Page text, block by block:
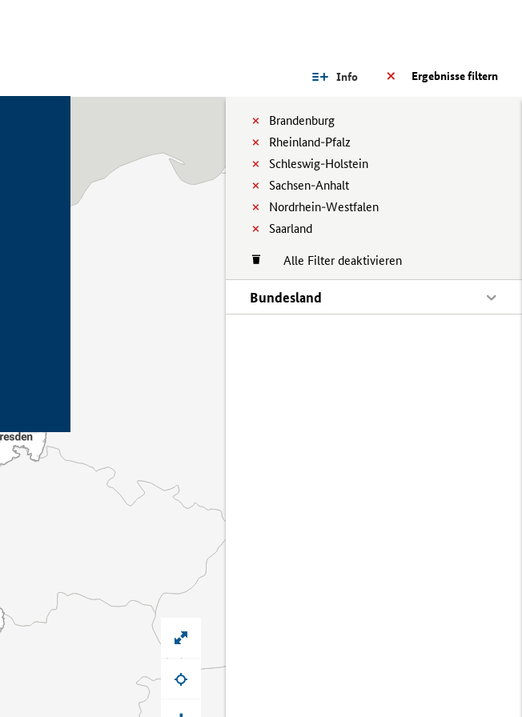
Ergebnisse filtern
Info
Brandenburg
Rheinland-Pfalz
Schleswig-Holstein
Sachsen-Anhalt
Nordrhein-Westfalen
Saarland
Alle Filter deaktivieren
Bundesland